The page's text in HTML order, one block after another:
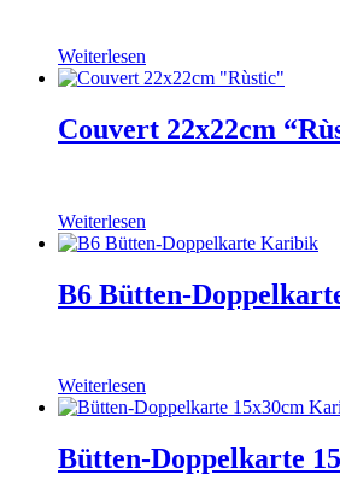
Weiterlesen
Couvert 22x22cm
Weiterlesen
B6 Bütten-
Weiterlesen
Bütten-Doppelkarte